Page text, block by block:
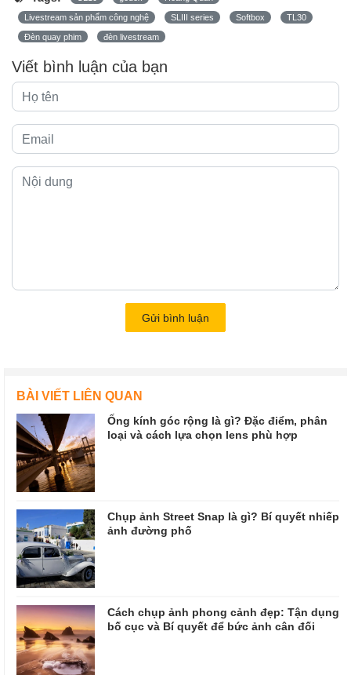
Livestream sản phẩm công nghệ SLIII series Softbox TL30
Đèn quay phim đèn livestream
Viết bình luận của bạn
Gửi bình luận
BÀI VIẾT LIÊN QUAN
Ống kính góc rộng là gì? Đặc điểm, phân
loại và cách lựa chọn lens phù hợp
Chụp ảnh Street Snap là gì? Bí quyết nhiếp
ảnh đường phố
Cách chụp ảnh phong cảnh đẹp: Tận dụng
bố cục và Bí quyết để bức ảnh cân đối